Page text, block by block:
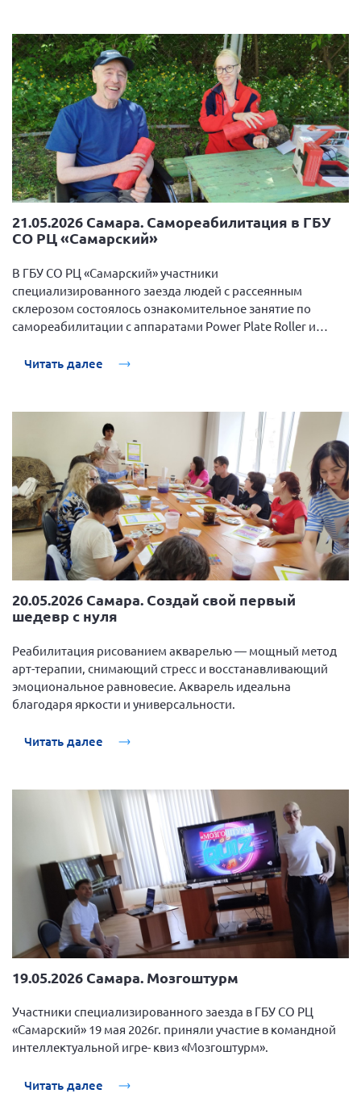
Самарская область СОРС
Самарская область ПРИЗМА
Самарская область СГОРС
Свердловская область
Смоленская область
Ставропольский край
Сахалинская область
Томская область
Тульская область
Ульяновская область
Челябинская область
Ярославская область
21.05.2026 Самара. Самореабилитация в ГБУ
СО РЦ «Самарский»
В ГБУ СО РЦ «Самарский» участники
специализированного заезда людей с рассеянным
склерозом состоялось ознакомительное занятие по
самореабилитации с аппаратами Power Plate Roller и
Читать далее
20.05.2026 Самара. Создай свой первый
шедевр с нуля
Реабилитация рисованием акварелью — мощный метод
арт-терапии, снимающий стресс и восстанавливающий
эмоциональное равновесие. Акварель идеальна
благодаря яркости и универсальности.
Читать далее
19.05.2026 Самара. Мозгоштурм
Участники специализированного заезда в ГБУ СО РЦ
«Самарский» 19 мая 2026г. приняли участие в командной
интеллектуальной игре- квиз «Мозгоштурм».
Читать далее